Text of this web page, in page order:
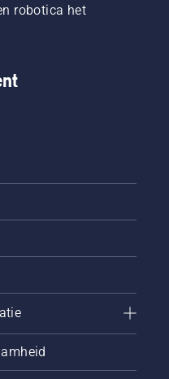
bij het
hebben
we deze
samengesteld.
robotica het